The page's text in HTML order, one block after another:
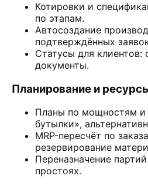
Котировки и
по этапам.
Автосоздание
подтверждённых
Статусы для клиентов:
документы.
Планирование и
Планы по мощностям
бутылки»,
MRP-пересчёт по
резервирование
Переназначение
простоях.